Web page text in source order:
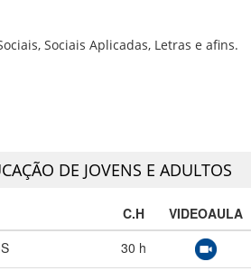
Sociais Aplicadas, Letras e afins.
DE JOVENS E ADULTOS
C.H VIDEOAULA
30 h